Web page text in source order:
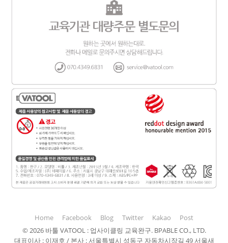
Home Facebook Blog Twitter Kakao
Post
©2026바툴 VATOOL : 업사이클링 교육완구. BPABLE CO., LTD.
대표이사 : 이재호 / 본사 : 서울특별시 성동구 자동차시장길 49 서울새